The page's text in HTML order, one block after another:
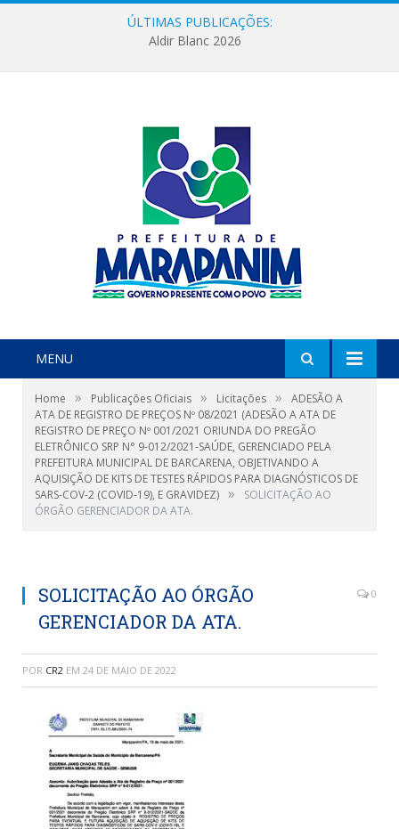
ÚLTIMAS PUBLICAÇÕES:
Aldir Blanc 2026
MENU
Home » Publicações Oficiais » Licitações »
ADESÃO A
ATA DE REGISTRO DE PREÇOS Nº 08/2021 (ADESÃO A ATA DE
REGISTRO DE PREÇO Nº 001/2021 ORIUNDA DO PREGÃO
ELETRÔNICO SRP N° 9-012/2021-SAÚDE, GERENCIADO PELA
PREFEITURA MUNICIPAL DE BARCARENA, OBJETIVANDO A
AQUISIÇÃO DE KITS DE TESTES RÁPIDOS PARA DIAGNÓSTICOS DE
SARS-COV-2 (COVID-19), E GRAVIDEZ) »
SOLICITAÇÃO AO
ÓRGÃO GERENCIADOR DA ATA.
SOLICITAÇÃO AO ÓRGÃO
GERENCIADOR DA ATA.
0
POR CR2 EM 24 DE MAIO DE 2022